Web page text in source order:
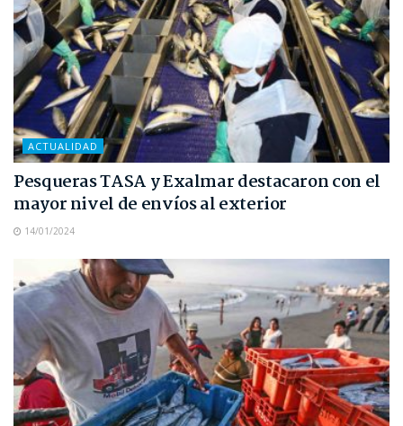
ACTUALIDAD
Pesqueras TASA y Exalmar destacaron con el
mayor nivel de envíos al exterior
14/01/2024